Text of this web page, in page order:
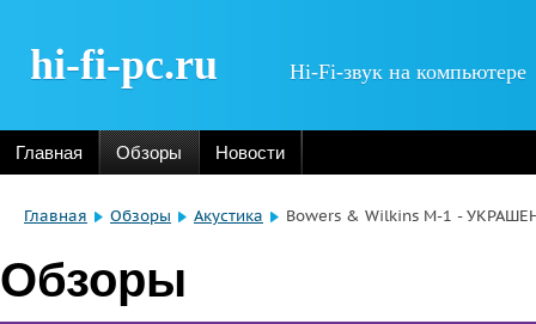
hi-fi-pc.ru Hi-Fi-звук на компьютере
Главная Обзоры Новости
Главная Обзоры Акустика Bowers & Wilkins M-1 -
Обзоры